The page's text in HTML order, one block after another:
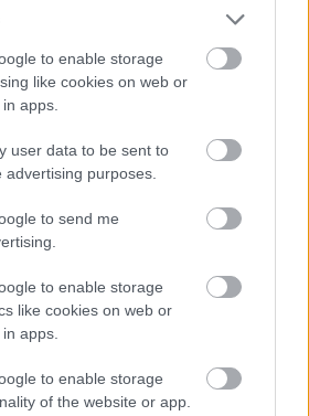
to enable storage
like cookies on web or
apps.
user data to be sent to
purposes.
to send me
to enable storage
like cookies on web or
apps.
to enable storage
of the website or app.
nektekLuisa
töltsetek minél több időt a
ég alatt és neveljétek őket és
barátját pedig nem bántja az
Napja